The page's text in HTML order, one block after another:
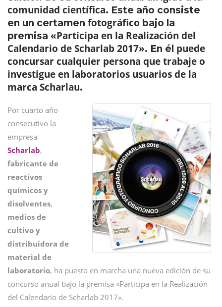
comunidad científica. Este año consiste
en un certamen fotográfico bajo la
premisa «Participa en la Realización del
Calendario de Scharlab 2017». En él puede
concursar cualquier persona que trabaje o
investigue en laboratorios usuarios de la
marca Scharlau.
Por cuarto año
consecutivo la
empresa
Scharlab,
fabricante de
reactivos
químicos y
disolventes,
medios de
cultivo y
distribuidora de
material de
laboratorio, ha puesto en marcha una nueva edición de su
concurso anual bajo la premisa «Participa en la Realización
del Calendario de Scharlab 2017».